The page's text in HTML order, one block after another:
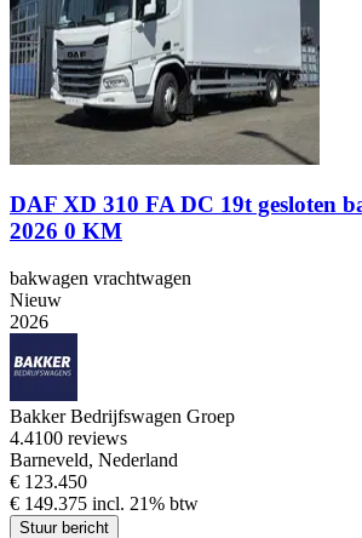
DAF XD 310 FA DC 19t gesloten
2026 0 KM
bakwagen vrachtwagen
Nieuw
2026
Bakker Bedrijfswagen Groep
4.4100 reviews
Barneveld, Nederland
€ 123.450
€ 149.375 incl. 21% btw
Stuur bericht